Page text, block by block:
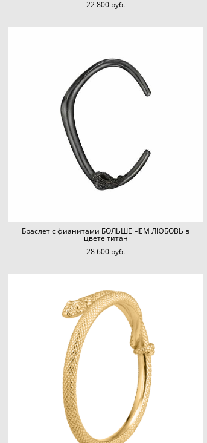
22 800 pуб.
Браслет с фианитами БОЛЬШЕ ЧЕМ ЛЮБОВЬ в
цвете титан
28 600 pуб.